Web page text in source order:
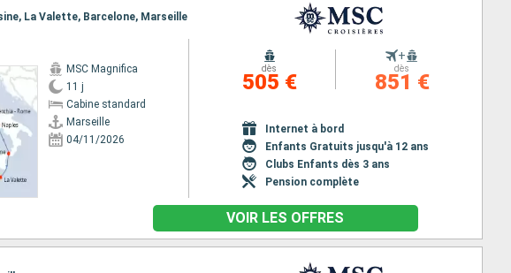
La Valette, Barcelone, Marseille
MSC Magnifica
11 j
Cabine standard
Marseille
04/11/2026
dès
505 €
+
dès
851 €
Internet à bord
Enfants Gratuits jusqu'à 12 ans
Clubs Enfants dès 3 ans
Pension complète
VOIR LES OFFRES